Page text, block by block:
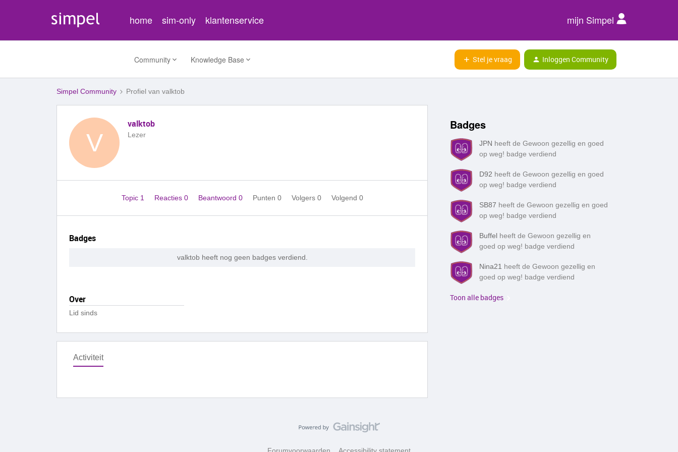
home sim-only klantenservice mijn Simpel
Community Knowledge Base Stel je vraag Inloggen Community
Simpel Community Profiel van valktob
V
valktob
Lezer
Topic 1 Reacties 0 Beantwoord 0 Punten 0 Volgers 0 Volgend 0
Badges
valktob heeft nog geen badges verdiend.
Over
Lid sinds
Activiteit
Badges
JPN heeft de Gewoon gezellig en goed
op weg! badge verdiend
D92 heeft de Gewoon gezellig en goed
op weg! badge verdiend
SB87 heeft de Gewoon gezellig en goed
op weg! badge verdiend
Buffel heeft de Gewoon gezellig en
goed op weg! badge verdiend
Nina21 heeft de Gewoon gezellig en
goed op weg! badge verdiend
Toon alle badges